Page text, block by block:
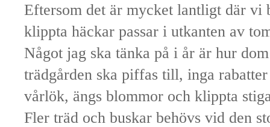
Eftersom det är mycket lantligt där vi
klippta häckar passar i utkanten av
Något jag ska tänka på i år är hur
trädgården ska piffas till, inga
vårlök, ängs blommor och klippta
Fler träd och buskar behövs vid den